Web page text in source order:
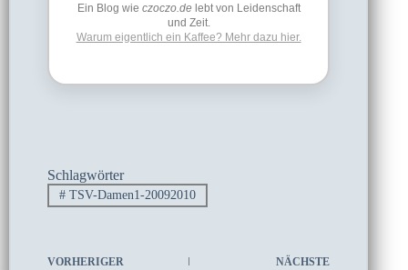
Ein Blog wie czoczo.delebt von Leidenschaft
und Zeit.
Warum eigentlich ein Kaffee? Mehr dazu hier.
Schlagwörter
#TSV-Damen1-20092010
VORHERIGER NÄCHSTE